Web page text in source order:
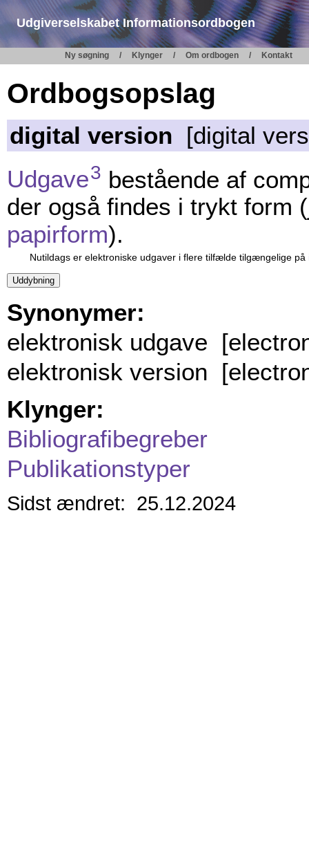
Udgiverselskabet Informationsordbogen
Ny søgning Klynger Om ordbogen Kontakt
Ordbogsopslag
digital version [digital
Udgave3 bestående af
der også findes i trykt form
papirform).
Nutildags er elektroniske udgaver i flere tilfælde tilgængelige på
Synonymer:
elektronisk udgave
elektronisk version
Klynger:
Bibliografibegreber
Publikationstyper
Sidst ændret: 25.12.2024